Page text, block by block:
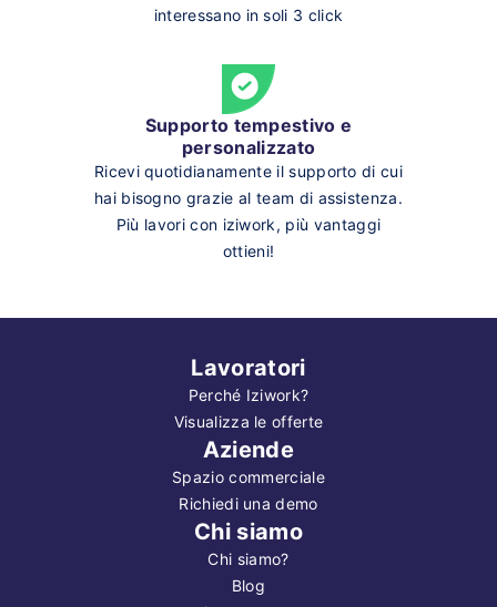
interessano in soli 3 click
Supporto tempestivo e
personalizzato
Ricevi quotidianamente il supporto di cui
hai bisogno grazie al team di assistenza.
Più lavori con iziwork, più vantaggi
ottieni!
Lavoratori
Perché Iziwork?
Visualizza le offerte
Aziende
Spazio commerciale
Richiedi una demo
Chi siamo
Chi siamo?
Blog